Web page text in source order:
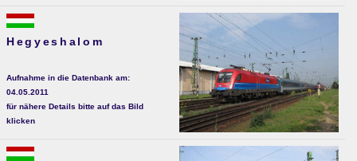
Hegyeshalom
Aufnahme in die Datenbank am:
04.05.2011
für nähere Details bitte auf das Bild
klicken